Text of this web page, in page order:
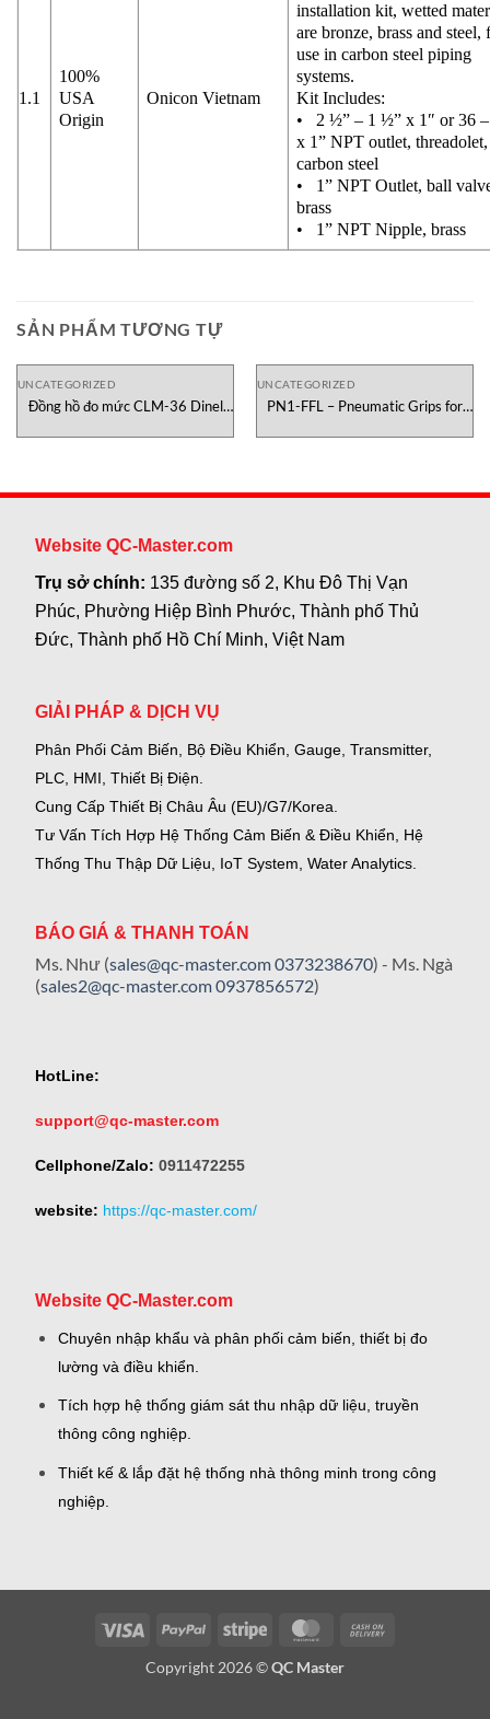
1.1
100%
USA
Origin
Onicon Vietnam
installation kit, wetted
are bronze, brass and steel,
use in carbon steel piping
systems.
Kit Includes:
• 2 ½” – 1 ½” x 1″ or 36
x 1” NPT outlet, threadolet,
carbon steel
• 1” NPT Outlet, ball
brass
• 1” NPT Nipple, brass
SẢN PHẨM TƯƠNG TỰ
UNCATEGORIZED
Đồng hồ đo mức CLM-36 Dinel
UNCATEGORIZED
PN1-FFL – Pneumatic Grips for
Website QC-Master.com
Trụ sở chính: 135 đường số 2, Khu Đô Thị Vạn
Phúc, Phường Hiệp Bình Phước, Thành phố Thủ
Đức, Thành phố Hồ Chí Minh, Việt Nam
GIẢI PHÁP & DỊCH VỤ
Phân Phối Cảm Biến, Bộ Điều Khiển, Gauge, Transmitter,
PLC, HMI, Thiết Bị Điện.
Cung Cấp Thiết Bị Châu Âu (EU)/G7/Korea.
Tư Vấn Tích Hợp Hệ Thống Cảm Biến & Điều Khiển, Hệ
Thống Thu Thập Dữ Liệu, IoT System, Water Analytics.
BÁO GIÁ & THANH TOÁN
Ms. Như (sales@qc-master.com0373238670) - Ms. Ngà
(sales2@qc-master.com0937856572)
HotLine:
support@qc-master.com
Cellphone/Zalo: 0911472255
website: https://qc-master.com/
Website QC-Master.com
Chuyên nhập khẩu và phân phối cảm biến, thiết bị đo
lường và điều khiển.
Tích hợp hệ thống giám sát thu nhập dữ liệu, truyền
thông công nghiệp.
Thiết kế & lắp đặt hệ thống nhà thông minh trong công
nghiệp.
Visa PayPal Stripe MasterCard
Copyright 2026 ©QC Master